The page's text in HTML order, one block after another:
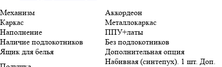
Механизм
Аккордеон
Каркас
Металлокаркас
Наполнение
ППУ+латы
Наличие подлокотников
Без подлокотников
Ящик для белья
Дополнительная опция
Набивная (синтепух). 1 шт. Доп.